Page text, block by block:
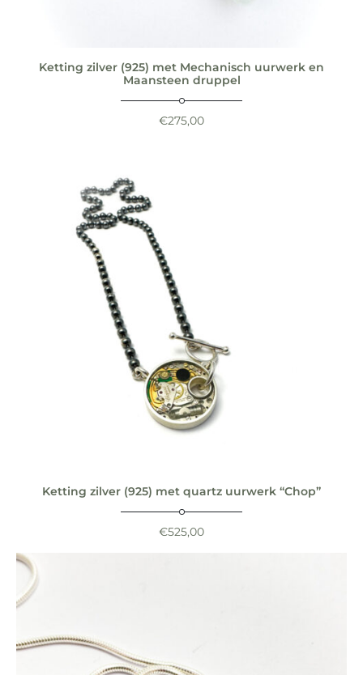
Ketting zilver (925) met Mechanisch uurwerk en
Maansteen druppel
€275,00
Ketting zilver (925) met quartz uurwerk “Chop”
€525,00